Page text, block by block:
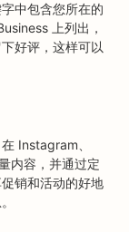
中包含您所在的
上列出，
好评，这样可以
Instagram、
内容，并通过定
销和活动的好地